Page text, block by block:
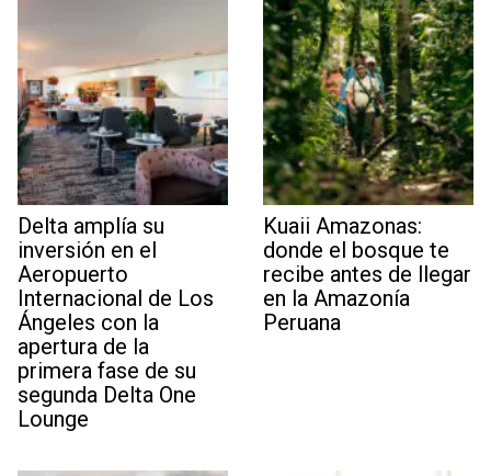
Delta amplía su
inversión en el
Aeropuerto
Internacional de Los
Ángeles con la
apertura de la
primera fase de su
segunda Delta One
Lounge
Kuaii Amazonas:
donde el bosque te
recibe antes de llegar
en la Amazonía
Peruana